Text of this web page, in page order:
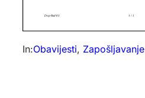
In:Obavijesti, Zapošljavanje